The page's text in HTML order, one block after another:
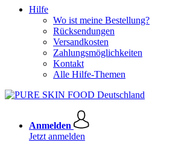
Hilfe
Wo ist meine Bestellung?
Rücksendungen
Versandkosten
Zahlungsmöglichkeiten
Kontakt
Alle Hilfe-Themen
Anmelden
Jetzt anmelden